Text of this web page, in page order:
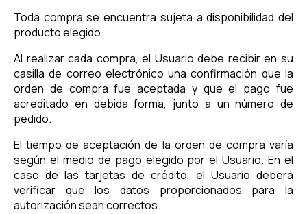
Toda compra se encuentra sujeta a disponibilidad del
producto elegido.
Al realizar cada compra, el Usuario debe recibir en su
casilla de correo electrónico una confirmación que la
orden de compra fue aceptada y que el pago fue
acreditado en debida forma, junto a un número de
pedido.
El tiempo de aceptación de la orden de compra varía
según el medio de pago elegido por el Usuario. En el
caso de las tarjetas de crédito, el Usuario deberá
verificar que los datos proporcionados para la
autorización sean correctos.